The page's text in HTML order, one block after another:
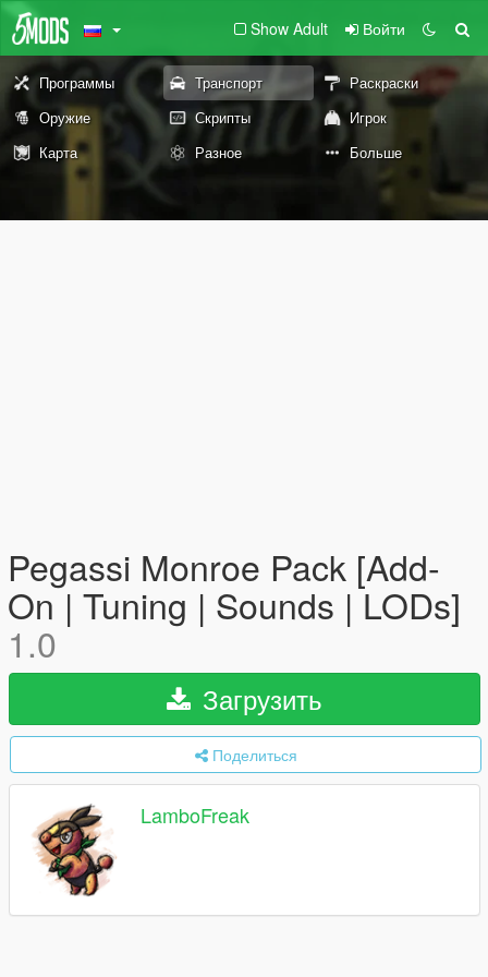
Show Adult Войти
Программы Транспорт
Раскраски
Оружие
Скрипты
Игрок
Карта
Разное Больше
Pegassi Monroe Pack [Add-
On | Tuning | Sounds | LODs]
1.0
Загрузить
Поделиться
LamboFreak